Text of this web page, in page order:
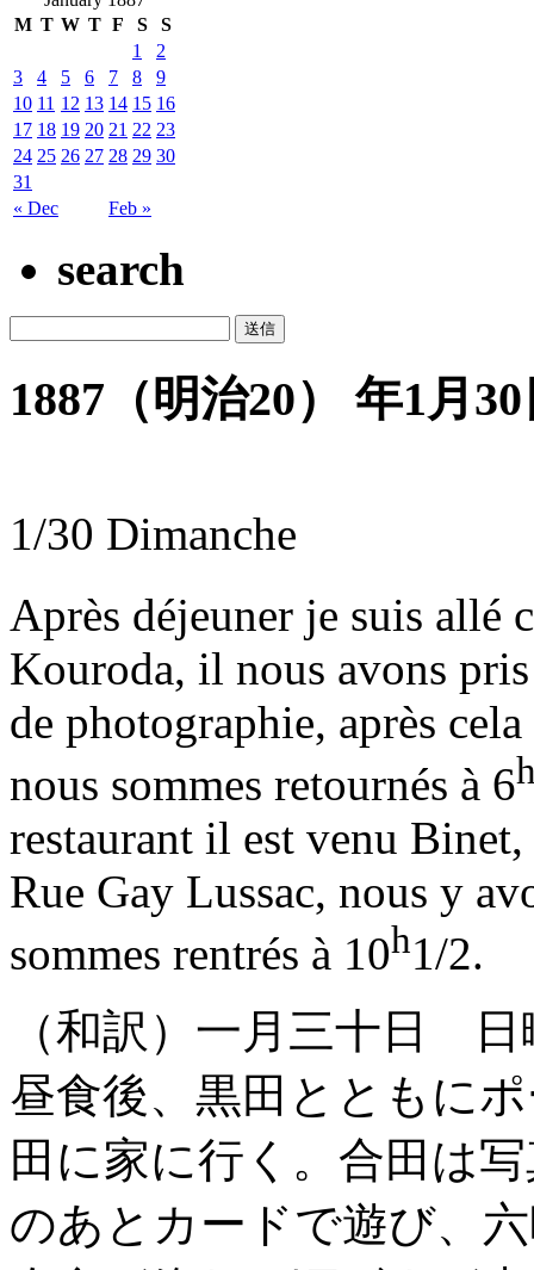
M T W T F S S
« Dec Feb »
1
2
3
4 5 6 7 8
9
10 11 12 13 14 15 16
17 18 19 20 21 22 23
24 25 26 27 28 29 30
31
search
1887（明治20） 年1月
1/30 Dimanche
Après déjeuner je suis allé
Kouroda, il nous avons
de photographie, après
nous sommes retournés à 6
restaurant il est venu
Rue Gay Lussac, nous y
sommes rentrés à 10h1/2.
（和訳）一月三十日 日
昼食後、黒田とともに
田に家に行く。合田は
のあとカードで遊び、